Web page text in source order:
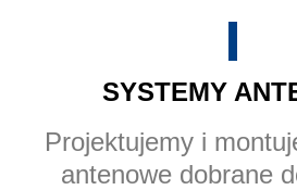
SYSTEMY
Projektujemy i
antenowe dobrane